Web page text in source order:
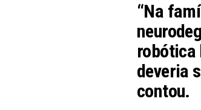
“Na
robótica
deveria
contou.